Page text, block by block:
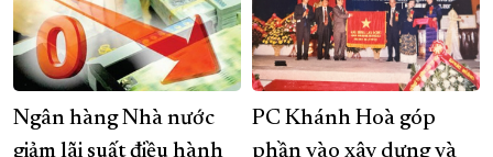
Ngân hàng Nhà nước
giảm lãi suất điều hành
PC Khánh Hoà góp
phần vào xây dựng và